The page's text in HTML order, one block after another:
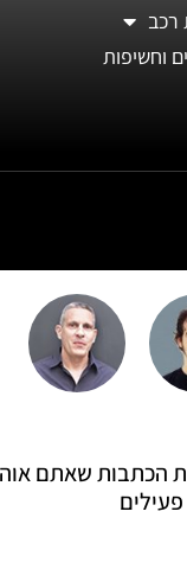
רכב
וחשיפות
את הכתבות שאתם